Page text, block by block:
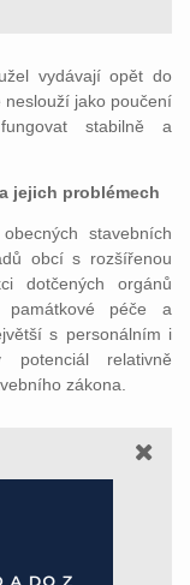
vydávají opět do
neslouží jako poučení
stabilně a
jejich problémech
stavebních
obcí s rozšířenou
dotčených orgánů
péče a
s personálním i
relativně
zákona.